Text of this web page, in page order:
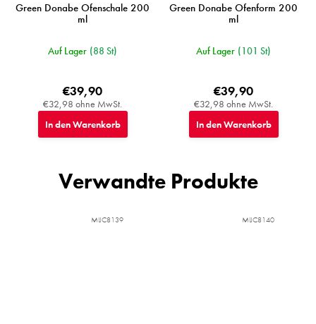
Green Donabe Ofenschale 200
ml
Auf Lager (88 St)
€32,98 ohne MwSt.
€39,90
In den Warenkorb
Green Donabe Ofenform 200
ml
Auf Lager (101 St)
€32,98 ohne MwSt.
€39,90
In den Warenkorb
Verwandte Produkte
MIJC8139 MIJC8140